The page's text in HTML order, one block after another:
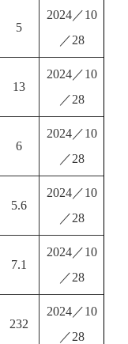
5
2024／10
／28
13
2024／10
／28
6
2024／10
／28
5.6
2024／10
／28
7.1
2024／10
／28
232
2024／10
／28